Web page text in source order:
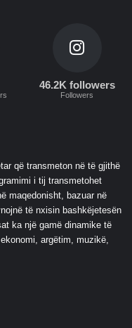
46.2K followers
Followers
që transmeton në të gjithë
i tij transmetohet
maqedonisht, bazuar në
të nxisin bashkëjetesën
ka një gamë dinamike të
argëtim, muzikë,